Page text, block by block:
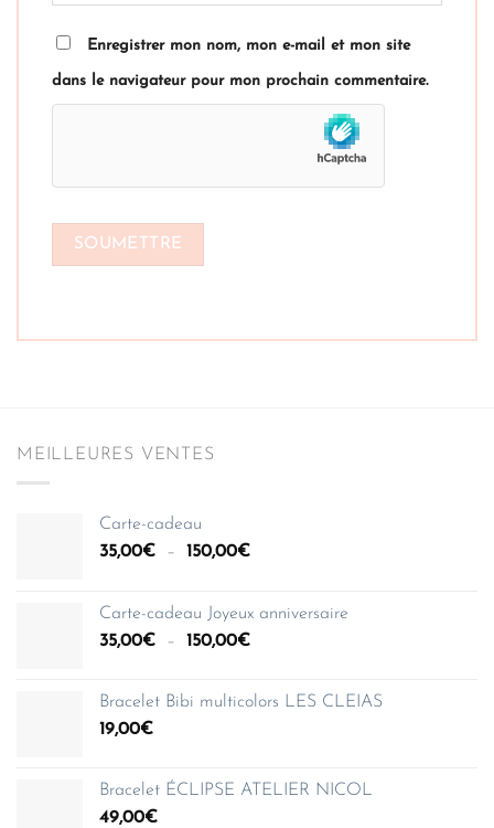
Enregistrer mon nom, mon e-mail et mon site
dans le navigateur pour mon prochain commentaire.
MEILLEURES VENTES
Carte-cadeau
35,00€ – 150,00€Plage
35,00€
à
Carte-cadeau Joyeux anniversaire
35,00€ – 150,00€Plage
35,00€
Bracelet Bibi multicolors LES CLEIAS
19,00€
Bracelet ÉCLIPSE ATELIER NICOL
49,00€